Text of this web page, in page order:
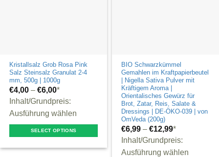
page
Kristallsalz Grob Rosa Pink
Salz Steinsalz Granulat 2-4
mm, 500g | 1000g
€4,00 –€6,00*
Inhalt/Grundpreis:
Ausführung wählen
SELECT OPTIONS
BIO Schwarzkümmel
Gemahlen im Kraftpapierbeutel
| Nigella Sativa Pulver mit
Kräftigem Aroma |
Orientalisches Gewürz für
Brot, Zatar, Reis, Salate &
Dressings | DE-ÖKO-039 | von
OmVeda (200g)
€6,99 –€12,99*
Inhalt/Grundpreis:
Ausführung wählen